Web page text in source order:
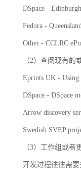
DSpace -
Fedora -
Other - CCLRC
（2）查阅现有
Eprints UK - Using
DSpace - DSpace
Arrow discovery
Swedish SVEP
（3）工作组或者
开发过程往往需